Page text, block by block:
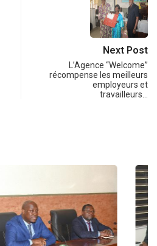
Next Post
L’Agence “Welcome”
récompense les meilleurs
employeurs et
travailleurs…